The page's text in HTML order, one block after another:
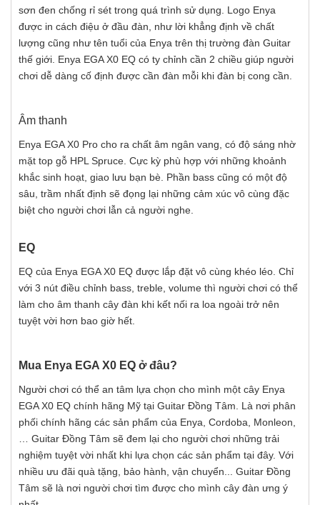
sơn đen chống rỉ sét trong quá trình sử dụng. Logo Enya
được in cách điệu ở đầu đàn, như lời khẳng định về chất
lượng cũng như tên tuổi của Enya trên thị trường đàn Guitar
thế giới. Enya EGA X0 EQ có ty chỉnh cần 2 chiều giúp người
chơi dễ dàng cố định được cần đàn mỗi khi đàn bị cong cần.
Âm thanh
Enya EGA X0 Pro cho ra chất âm ngân vang, có độ sáng nhờ
mặt top gỗ HPL Spruce. Cực kỳ phù hợp với những khoảnh
khắc sinh hoạt, giao lưu bạn bè. Phần bass cũng có một độ
sâu, trầm nhất định sẽ đọng lại những cảm xúc vô cùng đặc
biệt cho người chơi lẫn cả người nghe.
EQ
EQ của Enya EGA X0 EQ được lắp đặt vô cùng khéo léo. Chỉ
với 3 nút điều chỉnh bass, treble, volume thì người chơi có thể
làm cho âm thanh cây đàn khi kết nối ra loa ngoài trở nên
tuyệt vời hơn bao giờ hết.
Mua Enya EGA X0 EQ ở đâu?
Người chơi có thể an tâm lựa chọn cho mình một cây Enya
EGA X0 EQ chính hãng Mỹ tại Guitar Đồng Tâm. Là nơi phân
phối chính hãng các sản phẩm của Enya, Cordoba, Monleon,
… Guitar Đồng Tâm sẽ đem lại cho người chơi những trải
nghiệm tuyệt vời nhất khi lựa chọn các sản phẩm tại đây. Với
nhiều ưu đãi quà tặng, bảo hành, vận chuyển... Guitar Đồng
Tâm sẽ là nơi người chơi tìm được cho mình cây đàn ưng ý